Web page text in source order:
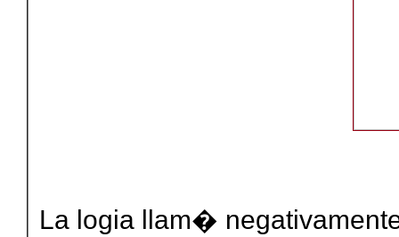
La logia llam�